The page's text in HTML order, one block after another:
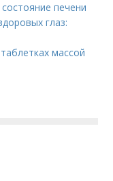
печени
глаз:
массой